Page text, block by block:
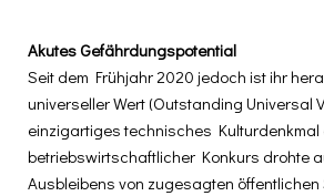
Akutes Gefährdungspotential
Seit dem Frühjahr 2020 jedoch ist ihr
universeller Wert (Outstanding Universal
einzigartiges technisches Kulturdenkmal
betriebswirtschaftlicher Konkurs drohte
Ausbleibens von zugesagten öffentlichen